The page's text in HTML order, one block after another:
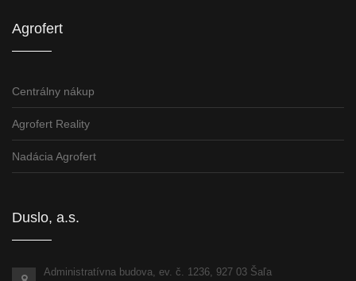
Agrofert
Centrálny nákup
Agrofert Reality
Nadácia Agrofert
Duslo, a.s.
Administratívna budova, ev. č. 1236, 927 03 Šaľa